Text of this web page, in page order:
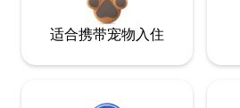
适合携带宠物入住